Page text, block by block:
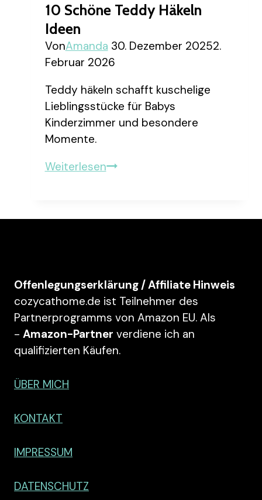
10 Schöne Teddy Häkeln
Ideen
VonAmanda 30. Dezember 20252.
Februar 2026
Teddy häkeln schafft kuschelige
Lieblingsstücke für Babys
Kinderzimmer und besondere
Momente.
Weiterlesen10
Häkeln
Offenlegungserklärung / Affiliate Hinweis
cozycathome.de ist Teilnehmer des
Partnerprogramms von Amazon EU. Als
- Amazon-Partner verdiene ich an
qualifizierten Käufen.
ÜBER MICH
KONTAKT
IMPRESSUM
DATENSCHUTZ